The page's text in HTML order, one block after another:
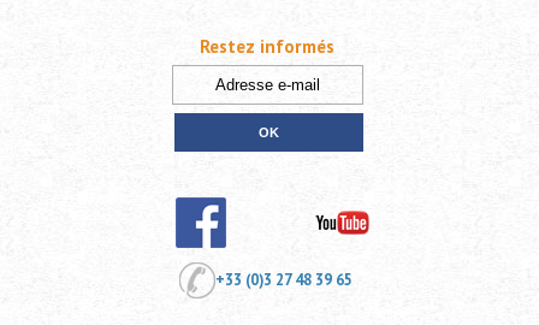
+33 (0)3 27 48 39 65
Restez informés